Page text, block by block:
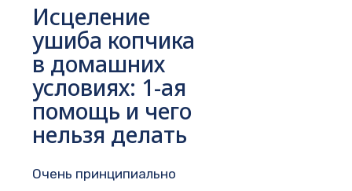
Исцеление
ушиба копчика
в домашних
условиях: 1-ая
помощь и чего
нельзя делать
Очень принципиально